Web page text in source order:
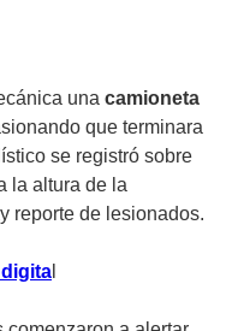
una camioneta
que terminara
se registró sobre
la altura de la
reporte de lesionados.